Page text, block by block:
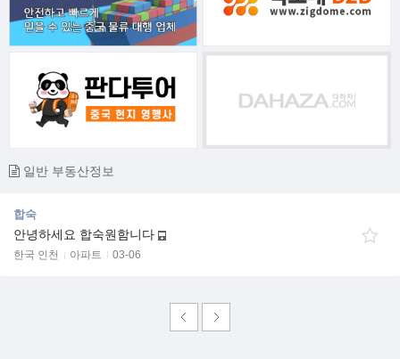
일반 부동산정보
합숙
안녕하세요 합숙원함니다
한국 인천 아파트 03-06